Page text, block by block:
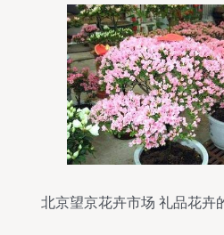
北京望京花卉市场 礼品花卉